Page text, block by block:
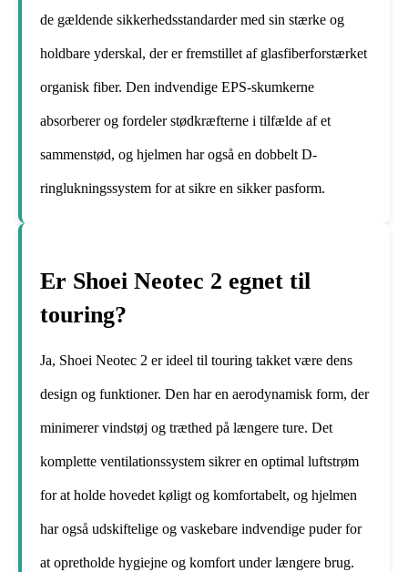
de gældende sikkerhedsstandarder med sin stærke og
holdbare yderskal, der er fremstillet af glasfiberforstærket
organisk fiber. Den indvendige EPS-skumkerne
absorberer og fordeler stødkræfterne i tilfælde af et
sammenstød, og hjelmen har også en dobbelt D-
ringlukningssystem for at sikre en sikker pasform.
Er Shoei Neotec 2 egnet til
touring?
Ja, Shoei Neotec 2 er ideel til touring takket være dens
design og funktioner. Den har en aerodynamisk form, der
minimerer vindstøj og træthed på længere ture. Det
komplette ventilationssystem sikrer en optimal luftstrøm
for at holde hovedet køligt og komfortabelt, og hjelmen
har også udskiftelige og vaskebare indvendige puder for
at opretholde hygiejne og komfort under længere brug.